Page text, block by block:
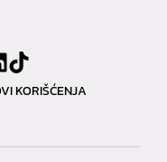
KORIŠĆENJA